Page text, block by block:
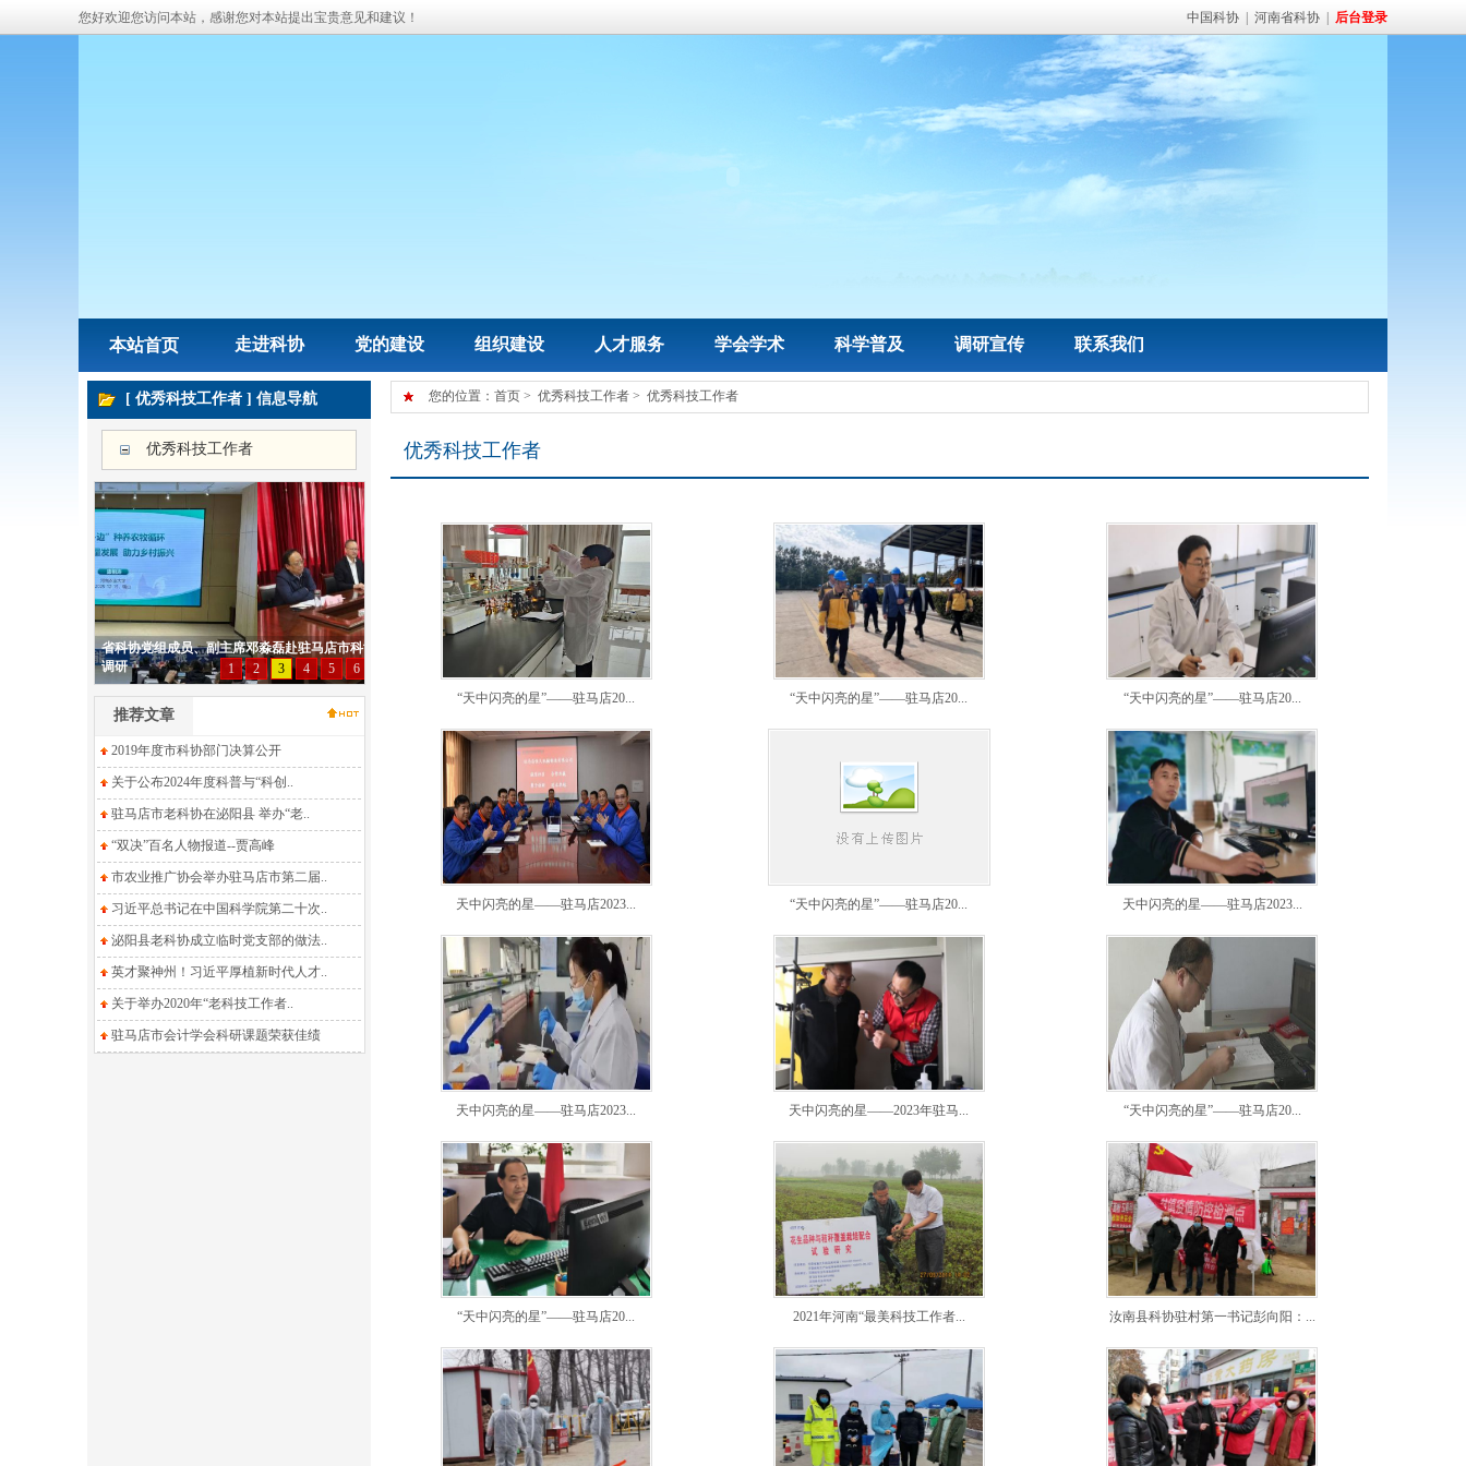
您好欢迎您访问本站，感谢您对本站提出宝贵意见和建议！ 中国科协 河南省科协 后台登录
本站首页 走进科协 党的建设 组织建设 人才服务 学会学术 科学普及 调研宣传 联系我们
[ 优秀科技工作者 ] 信息导航
优秀科技工作者
推荐文章
2019年度市科协部门决算公开
关于公布2024年度科普与“科创..
驻马店市老科协在泌阳县 举办“老..
“双决”百名人物报道--贾高峰
市农业推广协会举办驻马店市第二届..
习近平总书记在中国科学院第二十次..
泌阳县老科协成立临时党支部的做法..
英才聚神州！习近平厚植新时代人才..
关于举办2020年“老科技工作者..
驻马店市会计学会科研课题荣获佳绩
您的位置： 首页> 优秀科技工作者> 优秀科技工作者
优秀科技工作者
“天中闪亮的星”——驻马店20... “天中闪亮的星”——驻马店20... “天中闪亮的星”——驻马店20...
天中闪亮的星——驻马店2023... “天中闪亮的星”——驻马店20... 天中闪亮的星——驻马店2023...
天中闪亮的星——驻马店2023... 天中闪亮的星——2023年驻马... “天中闪亮的星”——驻马店20...
“天中闪亮的星”——驻马店20... 2021年河南“最美科技工作者... 汝南县科协驻村第一书记彭向阳：...